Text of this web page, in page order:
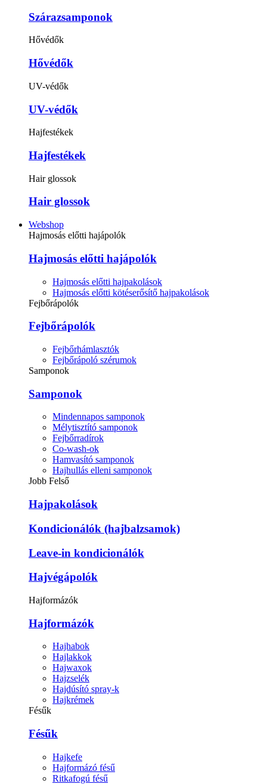
Szárazsamponok
Hővédők
Hővédők
UV-védők
UV-védők
Hajfestékek
Hajfestékek
Hair glossok
Hair glossok
Webshop
Hajmosás előtti hajápolók
Hajmosás előtti hajápolók
Hajmosás előtti hajpakolások
Hajmosás előtti kötéserősítő hajpakolások
Fejbőrápolók
Fejbőrápolók
Fejbőrhámlasztók
Fejbőrápoló szérumok
Samponok
Samponok
Mindennapos samponok
Mélytisztító samponok
Fejbőrradírok
Co-wash-ok
Hamvasító samponok
Hajhullás elleni samponok
Jobb Felső
Hajpakolások
Kondicionálók (hajbalzsamok)
Leave-in kondicionálók
Hajvégápolók
Hajformázók
Hajformázók
Hajhabok
Hajlakkok
Hajwaxok
Hajzselék
Hajdúsító spray-k
Hajkrémek
Fésűk
Fésűk
Hajkefe
Hajformázó fésű
Ritkafogú fésű